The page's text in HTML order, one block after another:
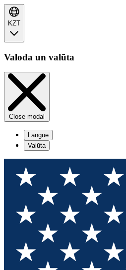
KZT
Valoda un valūta
Close modal
Langue
Valūta